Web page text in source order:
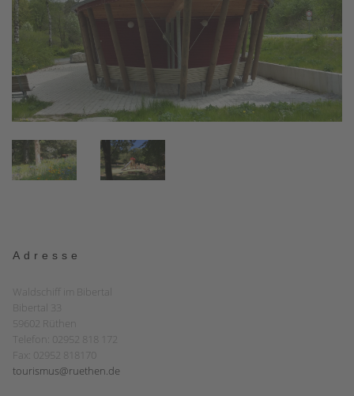
Adresse
Waldschiff im Bibertal
Bibertal 33
59602 Rüthen
Telefon: 02952 818 172
Fax: 02952 818170
tourismus@ruethen.de